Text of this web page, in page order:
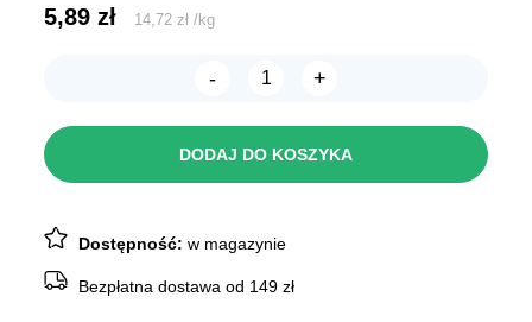
5,89zł 14,72zł /kg
-
ilość
Cielęcina
+
DODAJ DO KOSZYKA
Dostępność:w magazynie
Bezpłatna dostawa od 149 zł